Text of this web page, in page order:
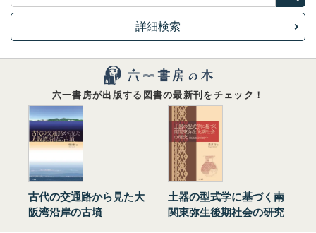
詳細検索
六一書房が出版する図書の最新刊をチェック！
古代の交通路から見た大
阪湾沿岸の古墳
土器の型式学に基づく南
関東弥生後期社会の研究